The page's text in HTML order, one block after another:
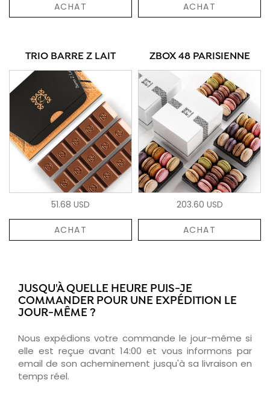
ACHAT ACHAT
TRIO BARRE Z LAIT
51.68 USD
ACHAT
ZBOX 48 PARISIENNE
203.60 USD
ACHAT
JUSQU'À QUELLE HEURE PUIS-JE
COMMANDER POUR UNE EXPÉDITION LE
JOUR-MÊME ?
Nous expédions votre commande le jour-même si
elle est reçue avant 14:00 et vous informons par
email de son acheminement jusqu'à sa livraison en
temps réel.